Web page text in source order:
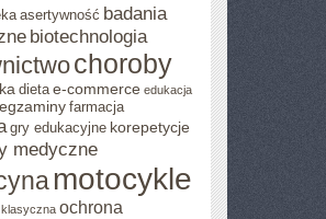
asertywność badania
biotechnologia
choroby
dieta e-commerce edukacja
egzaminy farmacja
gry edukacyjne korepetycje
medyczne
motocykle
ochrona